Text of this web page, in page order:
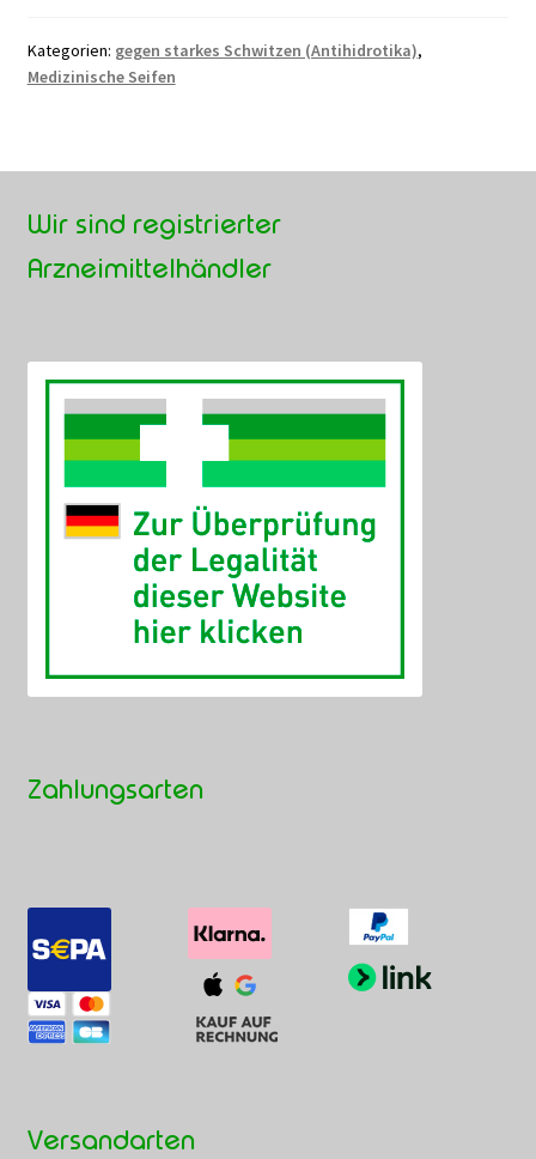
Kategorien: gegen starkes Schwitzen (Antihidrotika),
Medizinische Seifen
Wir sind registrierter
Arzneimittelhändler
Zahlungsarten
Versandarten